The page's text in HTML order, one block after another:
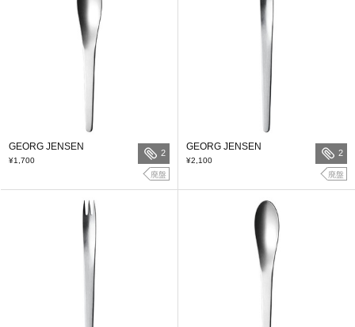
GEORG JENSEN
¥1,700
2
廃盤
GEORG JENSEN
¥2,100
2
廃盤